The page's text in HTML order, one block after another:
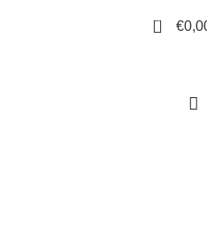
0 €